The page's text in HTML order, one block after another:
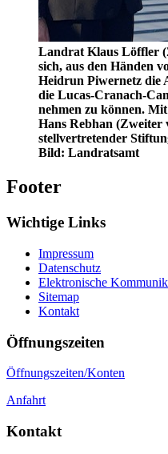
Landrat Klaus Löffler
sich, aus den Händen
Heidrun Piwernetz die
die Lucas-Cranach-
nehmen zu können.
Hans Rebhan (Zweiter
stellvertretender
Bild: Landratsamt
Footer
Wichtige Links
Impressum
Datenschutz
Elektronische
Sitemap
Kontakt
Öffnungszeiten
Öffnungszeiten/Konten
Anfahrt
Kontakt